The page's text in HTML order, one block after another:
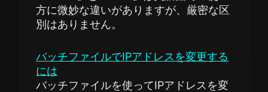
方に微妙な違いがありますが、厳密な区
別はありません。
バッチファイルでIPアドレスを変更する
には
バッチファイルを使ってIPアドレスを変